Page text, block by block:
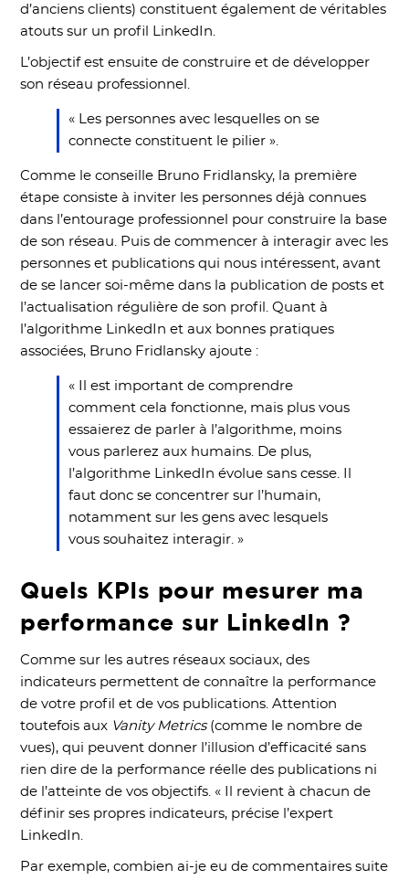
d’anciens clients) constituent également de véritables
atouts sur un profil LinkedIn.
L’objectif est ensuite de construire et de développer
son réseau professionnel.
« Les personnes avec lesquelles on se
connecte constituent le pilier ».
Comme le conseille Bruno Fridlansky, la première
étape consiste à inviter les personnes déjà connues
dans l’entourage professionnel pour construire la base
de son réseau. Puis de commencer à interagir avec les
personnes et publications qui nous intéressent, avant
de se lancer soi-même dans la publication de posts et
l’actualisation régulière de son profil. Quant à
l’algorithme LinkedIn et aux bonnes pratiques
associées, Bruno Fridlansky ajoute :
« Il est important de comprendre
comment cela fonctionne, mais plus vous
essaierez de parler à l’algorithme, moins
vous parlerez aux humains. De plus,
l’algorithme LinkedIn évolue sans cesse. Il
faut donc se concentrer sur l’humain,
notamment sur les gens avec lesquels
vous souhaitez interagir. »
Quels KPIs pour mesurer ma
performance sur LinkedIn ?
Comme sur les autres réseaux sociaux, des
indicateurs permettent de connaître la performance
de votre profil et de vos publications. Attention
toutefois aux Vanity Metrics(comme le nombre de
vues), qui peuvent donner l’illusion d’efficacité sans
rien dire de la performance réelle des publications ni
de l’atteinte de vos objectifs. « Il revient à chacun de
définir ses propres indicateurs, précise l’expert
LinkedIn.
Par exemple, combien ai-je eu de commentaires suite